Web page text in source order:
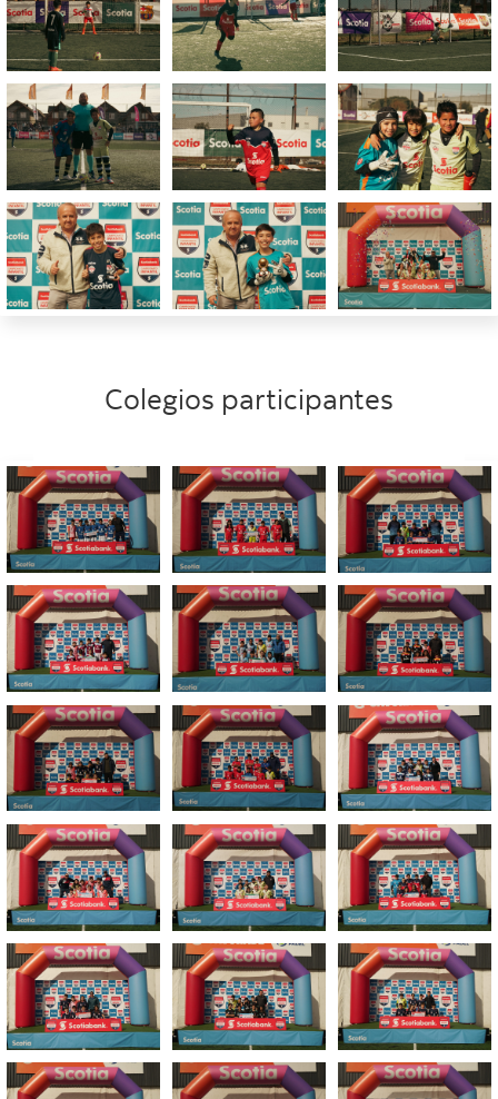
Colegios participantes